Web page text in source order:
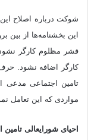
شوکت درباره اصلاح این
این بخشنامه‌ها از بین
قشر مظلوم کارگر
کارگر اضافه نشود.
تامین اجتماعی مدعی
مواردی که این تعامل
احیای شورایعالی